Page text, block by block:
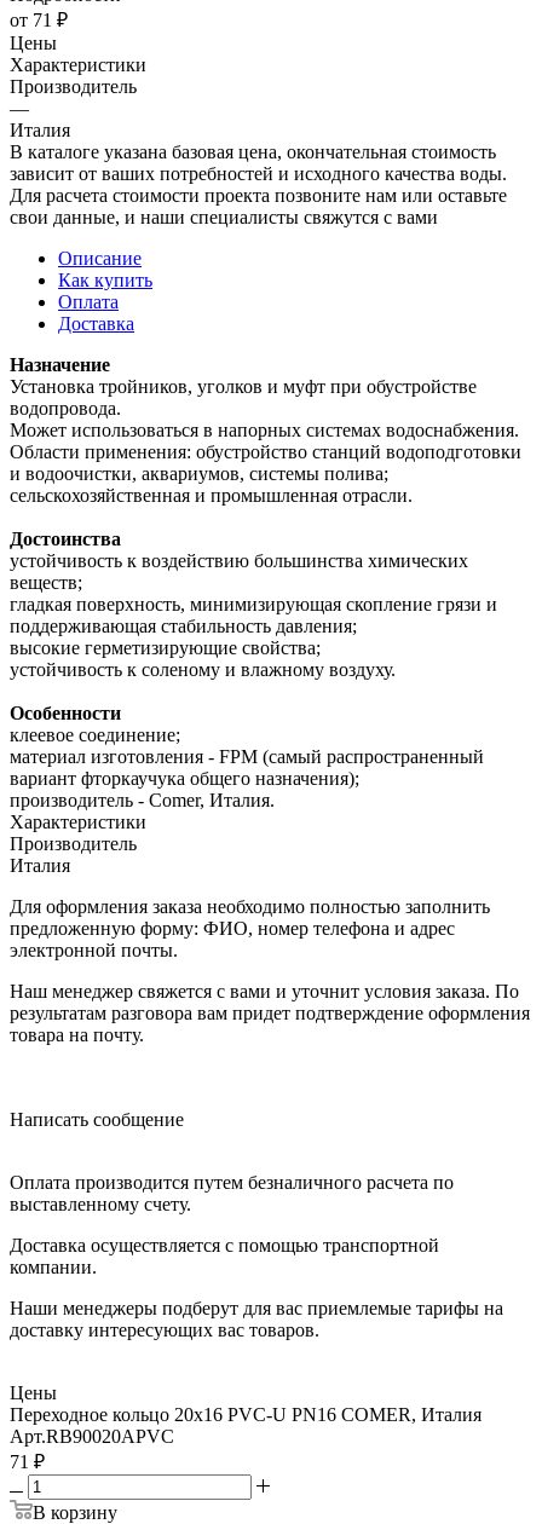
от 71 ₽
Цены
Характеристики
Производитель
—
Италия
В каталоге указана базовая цена, окончательная стоимость
зависит от ваших потребностей и исходного качества воды.
Для расчета стоимости проекта позвоните нам или оставьте
свои данные, и наши специалисты свяжутся с вами
Описание
Как купить
Оплата
Доставка
Назначение
Установка тройников, уголков и муфт при обустройстве
водопровода.
Может использоваться в напорных системах водоснабжения.
Области применения: обустройство станций водоподготовки
и водоочистки, аквариумов, системы полива;
сельскохозяйственная и промышленная отрасли.
Достоинства
устойчивость к воздействию большинства химических
веществ;
гладкая поверхность, минимизирующая скопление грязи и
поддерживающая стабильность давления;
высокие герметизирующие свойства;
устойчивость к соленому и влажному воздуху.
Особенности
клеевое соединение;
материал изготовления - FPM (самый распространенный
вариант фторкаучука общего назначения);
производитель - Comer, Италия.
Характеристики
Производитель
Италия
Для оформления заказа необходимо полностью заполнить
предложенную форму: ФИО, номер телефона и адрес
электронной почты.
Наш менеджер свяжется с вами и уточнит условия заказа. По
результатам разговора вам придет подтверждение оформления
товара на почту.
Написать сообщение
Оплата производится путем безналичного расчета по
выставленному счету.
Доставка осуществляется с помощью транспортной
компании.
Наши менеджеры подберут для вас приемлемые тарифы на
доставку интересующих вас товаров.
Цены
Переходное кольцо 20x16 PVC-U PN16 COMER, Италия
Арт.RB90020APVC
71 ₽
В корзину